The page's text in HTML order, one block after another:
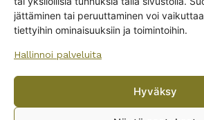
jättäminen tai peruuttaminen voi
tiettyihin ominaisuuksiin ja toimintoihin.
Hallinnoi palveluita
Hyväksy
harmaa
Yes! I want the
By subscribing to the newsletter, you consent to